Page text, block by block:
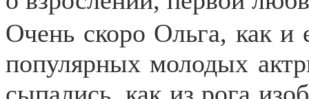
Очень скоро Ольга, как и
популярных молодых